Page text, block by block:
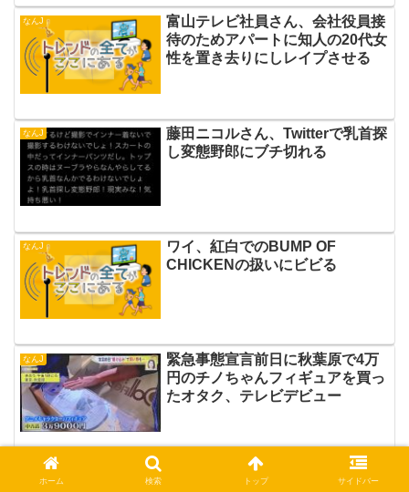
なんJ
富山テレビ社員さん、会社役員接
待のためアパートに知人の20代女
性を置き去りにしレイプさせる
なんJ
藤田ニコルさん、Twitterで乳首探
し変態野郎にブチ切れる
なんJ
ワイ、紅白でのBUMP OF
CHICKENの扱いにビビる
なんJ
緊急事態宣言前日に秋葉原で4万
円のチノちゃんフィギュアを買っ
たオタク、テレビデビュー
🌈ラブライブ虹ヶ咲学園スクール
ホーム 検索 トップ サイドバー